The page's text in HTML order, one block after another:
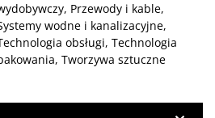
Przewody i kable,
wodne i kanalizacyjne,
obsługi, Technologia
Tworzywa sztuczne